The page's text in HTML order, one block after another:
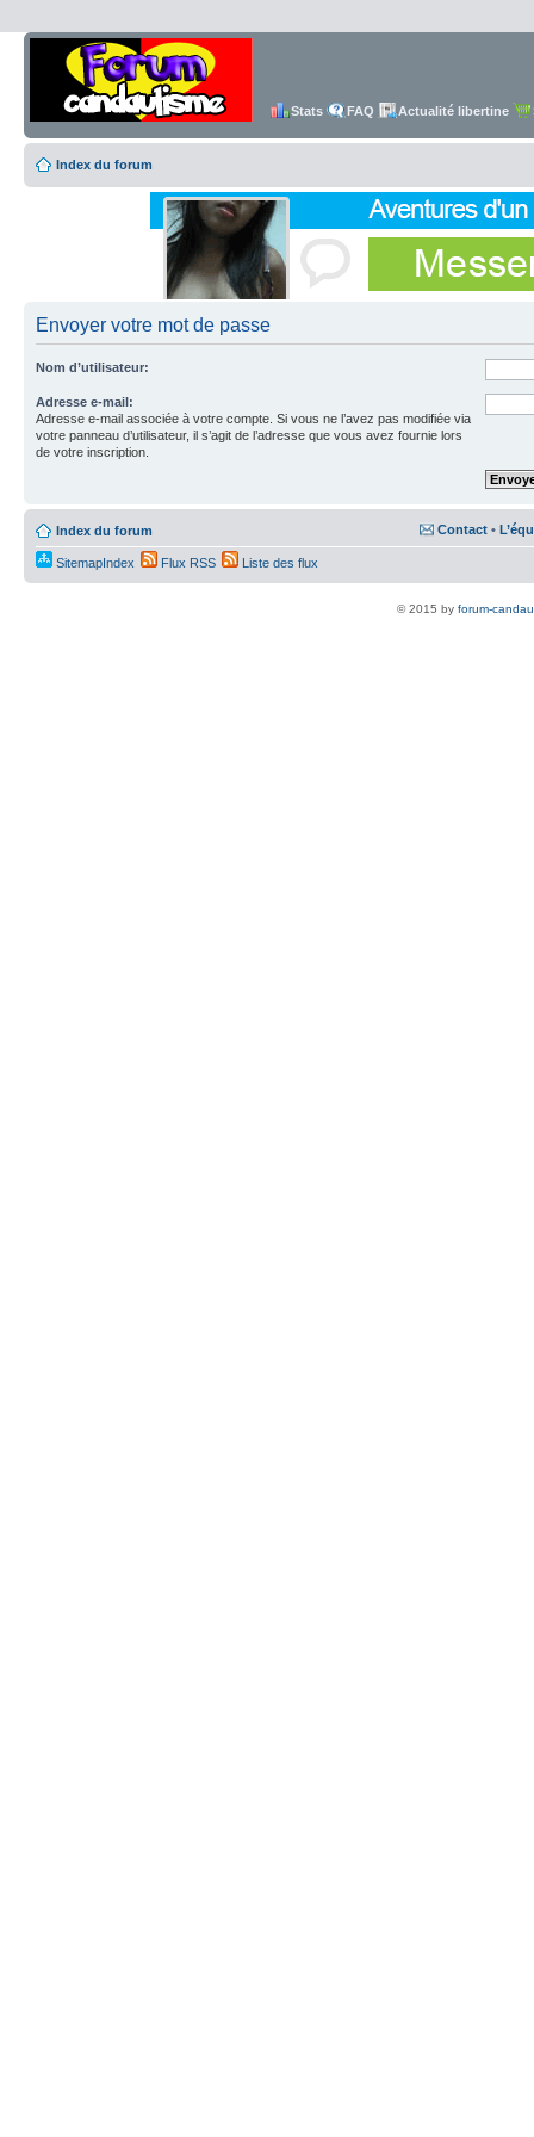
Stats FAQ Actualité libertine
Index du forum
Envoyer votre mot de passe
Nom d’utilisateur:
Adresse e-mail:
Adresse e-mail associée à votre compte. Si vous ne l’avez pas modifiée via
votre panneau d’utilisateur, il s’agit de l’adresse que vous avez fournie lors
de votre inscription.
Index du forum Contact •
SitemapIndex Flux RSS Liste des flux
© 2015 by forum-